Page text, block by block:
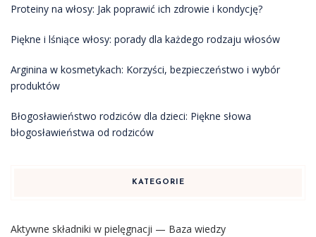
Proteiny na włosy: Jak poprawić ich zdrowie i kondycję?
Piękne i lśniące włosy: porady dla każdego rodzaju włosów
Arginina w kosmetykach: Korzyści, bezpieczeństwo i wybór
produktów
Błogosławieństwo rodziców dla dzieci: Piękne słowa
błogosławieństwa od rodziców
KATEGORIE
Aktywne składniki w pielęgnacji — Baza wiedzy